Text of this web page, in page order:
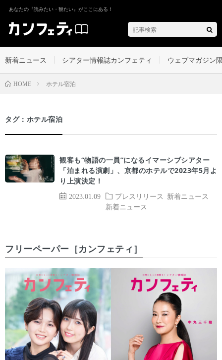
あなたの『読みたい・観たい』がここにある！
新着ニュース シアター情報誌カンフェティ ウェブマガジン
HOME ホテル宿泊
タグ：ホテル宿泊
2023.01.09 プレスリリース
新着ニュース
新着ニュース
観客も“物語の一員”になるイマーシブシアター
「泊まれる演劇」、京都のホテルで2023年5月よ
り上演決定！
フリーペーパー［カンフェティ］